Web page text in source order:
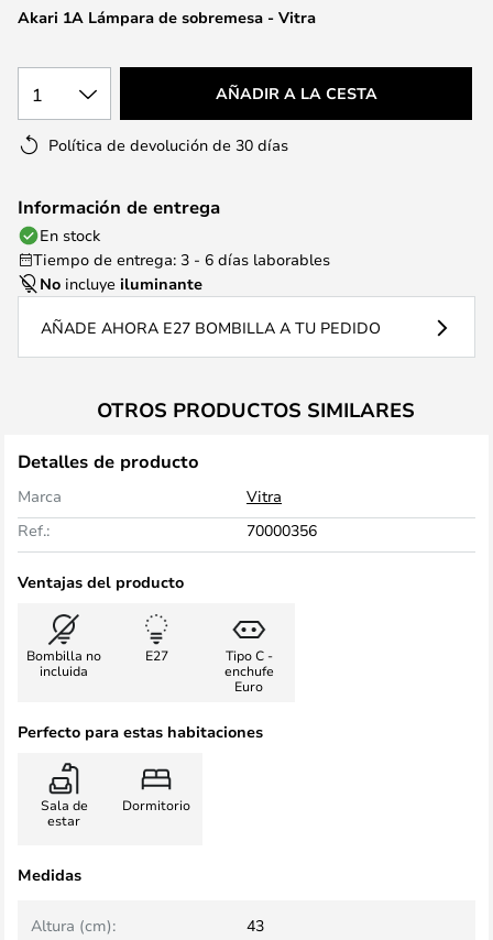
deAkari 1A Lámpara de sobremesa - Vitra
1 AÑADIR A LA CESTA
Política de devolución de 30 días
Información de entrega
En stock
Tiempo de entrega: 3 - 6 días laborables
No incluye iluminante
AÑADE AHORA E27 BOMBILLA A TU PEDIDO
OTROS PRODUCTOS SIMILARES
Detalles de producto
Marca
Vitra
Ref.:
70000356
Ventajas del producto
Bombilla no
incluida
E27
Tipo C -
enchufe
Euro
Perfecto para estas habitaciones
Sala de
estar
Dormitorio
Medidas
Altura (cm): 43